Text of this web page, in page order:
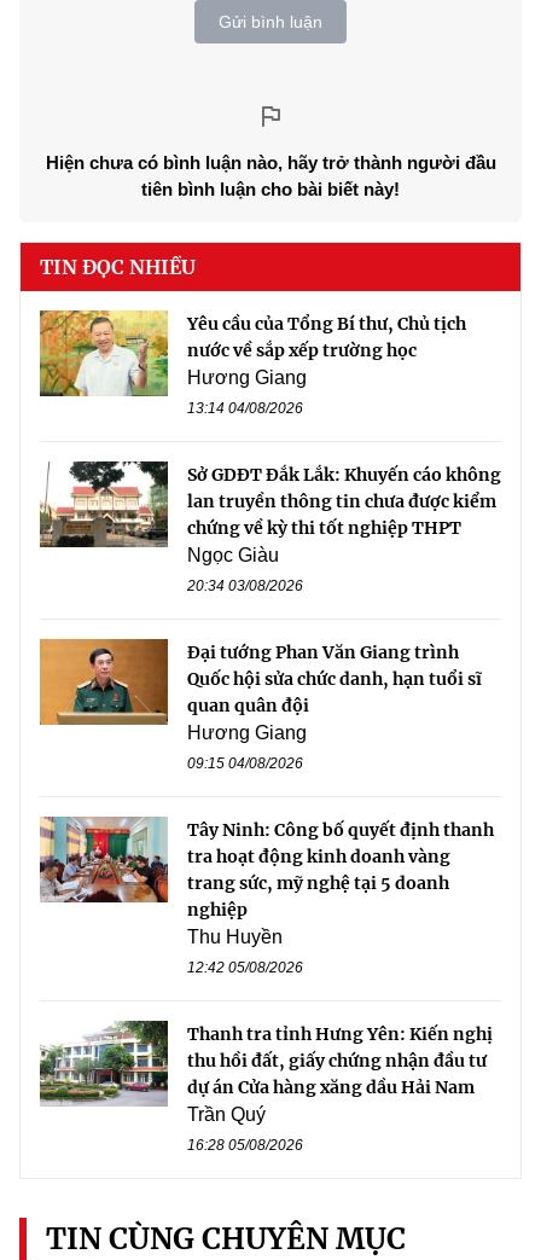
Gửi bình luận
Hiện chưa có bình luận nào, hãy trở thành người đầu
tiên bình luận cho bài biết này!
TIN ĐỌC NHIỀU
Yêu cầu của Tổng Bí thư, Chủ tịch
nước về sắp xếp trường học
Hương Giang
13:14 04/08/2026
Sở GDĐT Đắk Lắk: Khuyến cáo không
lan truyền thông tin chưa được kiểm
chứng về kỳ thi tốt nghiệp THPT
Ngọc Giàu
20:34 03/08/2026
Đại tướng Phan Văn Giang trình
Quốc hội sửa chức danh, hạn tuổi sĩ
quan quân đội
Hương Giang
09:15 04/08/2026
Tây Ninh: Công bố quyết định thanh
tra hoạt động kinh doanh vàng
trang sức, mỹ nghệ tại 5 doanh
nghiệp
Thu Huyền
12:42 05/08/2026
Thanh tra tỉnh Hưng Yên: Kiến nghị
thu hồi đất, giấy chứng nhận đầu tư
dự án Cửa hàng xăng dầu Hải Nam
Trần Quý
16:28 05/08/2026
TIN CÙNG CHUYÊN MỤC